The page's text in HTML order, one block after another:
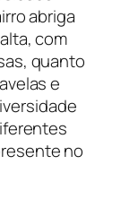
abriga
com
quanto
e
no